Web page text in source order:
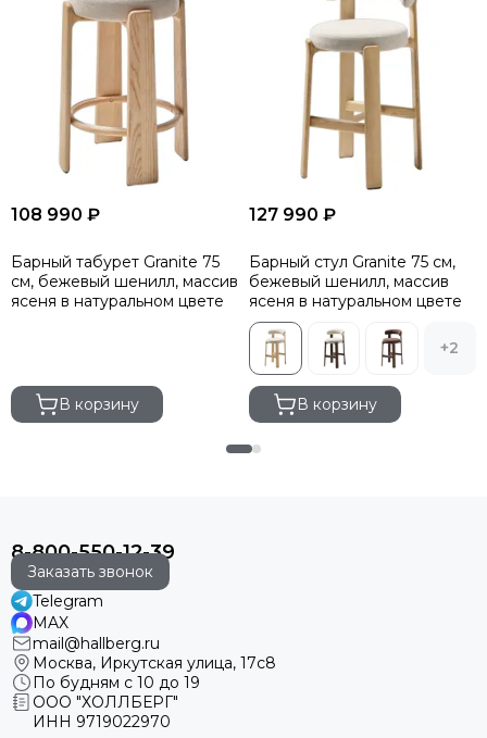
108 990 ₽
Барный табурет Granite 75
см, бежевый шенилл, массив
ясеня в натуральном цвете
В корзину
127 990 ₽
Барный стул Granite 75 см,
бежевый шенилл, массив
ясеня в натуральном цвете
+2
В корзину
8-800-550-12-39
Заказать звонок
Telegram
MAX
mail@hallberg.ru
Москва, Иркутская улица, 17с8
По будням с 10 до 19
ООО "ХОЛЛБЕРГ"
ИНН 9719022970